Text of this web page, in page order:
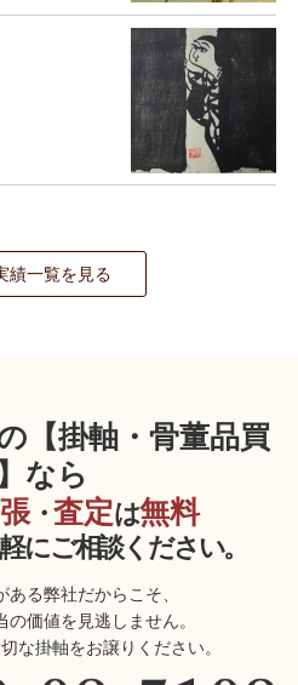
績一覧を見る
【掛軸・骨董品買
なら
・査定は無料
にご相談ください。
る弊社だからこそ、
価値を見逃しません。
な掛軸をお譲りください。